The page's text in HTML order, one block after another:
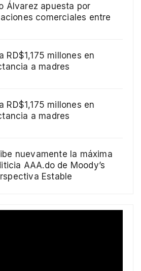
Álvarez apuesta por
comerciales entre
RD$1,175 millones en
a madres
RD$1,175 millones en
a madres
nuevamente la máxima
AAA.do de Moody’s
Estable